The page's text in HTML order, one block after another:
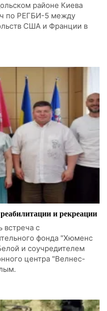
районе Киева
по РЕГБИ-5 между
США и Франции в
и рекреации
встреча с
фонда "Хюменс
и соучредителем
центра "Велнес-